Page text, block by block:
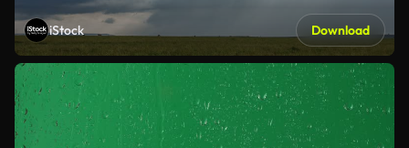
iStock Download